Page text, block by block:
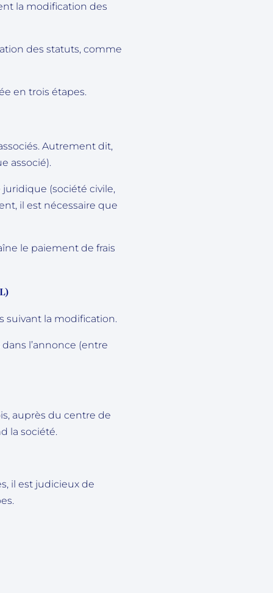
la modification des
des statuts, comme
en trois étapes.
Autrement dit,
associé).
(société civile,
il est nécessaire que
le paiement de frais
suivant la modification.
l’annonce (entre
auprès du centre de
la société.
il est judicieux de